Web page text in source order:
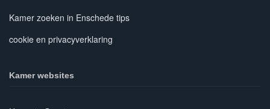
Kamer zoeken in Enschede tips
cookie en privacyverklaring
Kamer websites